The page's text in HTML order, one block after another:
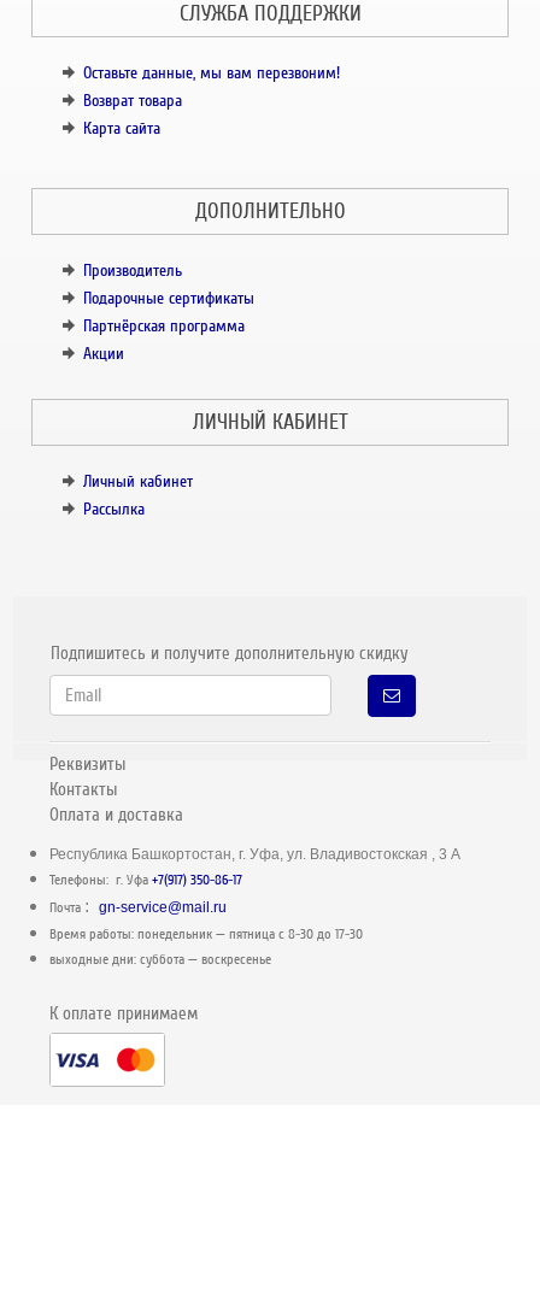
СЛУЖБА ПОДДЕРЖКИ
Оставьте данные, мы вам перезвоним!
Возврат товара
Карта сайта
ДОПОЛНИТЕЛЬНО
Производитель
Подарочные сертификаты
Партнёрская программа
Акции
ЛИЧНЫЙ КАБИНЕТ
Личный кабинет
Рассылка
Подпишитесь и получите дополнительную скидку
Реквизиты
Контакты
Оплата и доставка
Республика Башкортостан, г. Уфа, ул. Владивостокская , 3 А
Телефоны: г. Уфа+7(917) 350-86-17
Почта :gn-service@mail.ru
Время работы: понедельник — пятница c 8-30 до 17-30
выходные дни: суббота — воскресенье
К оплате принимаем